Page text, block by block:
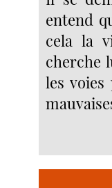
entend
cela la
cherche
les